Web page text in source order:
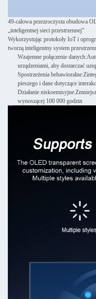
49-calowa przezroczysta obudowa
„inteligentnej sieci przestrzennej”
Wykorzystując protokoły IoT i
tworzą inteligentny system
Wzajemne połączenie danych:
urządzeniami, aby dostarczać
Spostrzeżenia behawioralne:
pieszego i dane dotyczące
Działanie niskoemisyjne:
wynoszącej 100 000 godzin